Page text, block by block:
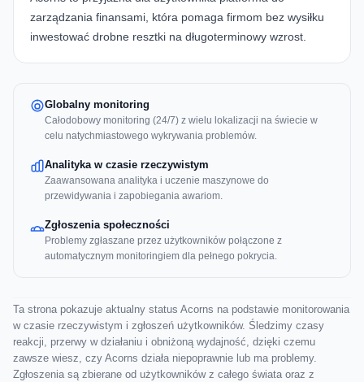
zarządzania finansami, która pomaga firmom bez wysiłku
inwestować drobne resztki na długoterminowy wzrost.
Globalny monitoring
Całodobowy monitoring (24/7) z wielu lokalizacji na świecie w
celu natychmiastowego wykrywania problemów.
Analityka w czasie rzeczywistym
Zaawansowana analityka i uczenie maszynowe do
przewidywania i zapobiegania awariom.
Zgłoszenia społeczności
Problemy zgłaszane przez użytkowników połączone z
automatycznym monitoringiem dla pełnego pokrycia.
Ta strona pokazuje aktualny status Acorns na podstawie monitorowania
w czasie rzeczywistym i zgłoszeń użytkowników. Śledzimy czasy
reakcji, przerwy w działaniu i obniżoną wydajność, dzięki czemu
zawsze wiesz, czy Acorns działa niepoprawnie lub ma problemy.
Zgłoszenia są zbierane od użytkowników z całego świata oraz z